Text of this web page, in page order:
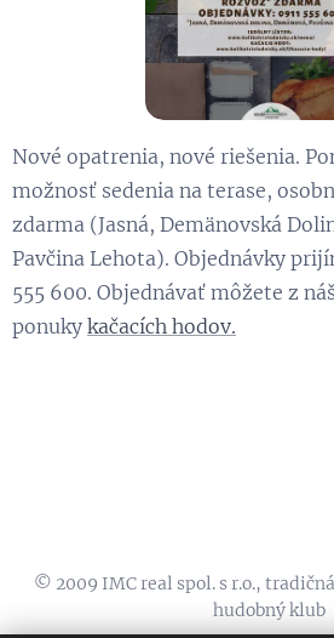
Nové opatrenia, nové riešenia.
možnosť sedenia na terase,
zdarma (Jasná, Demänovská
Pavčina Lehota). Objednávky
555 600. Objednávať môžete z
ponuky kačacích hodov.
© 2009 IMC real spol. s r.o.,
hudobný klub